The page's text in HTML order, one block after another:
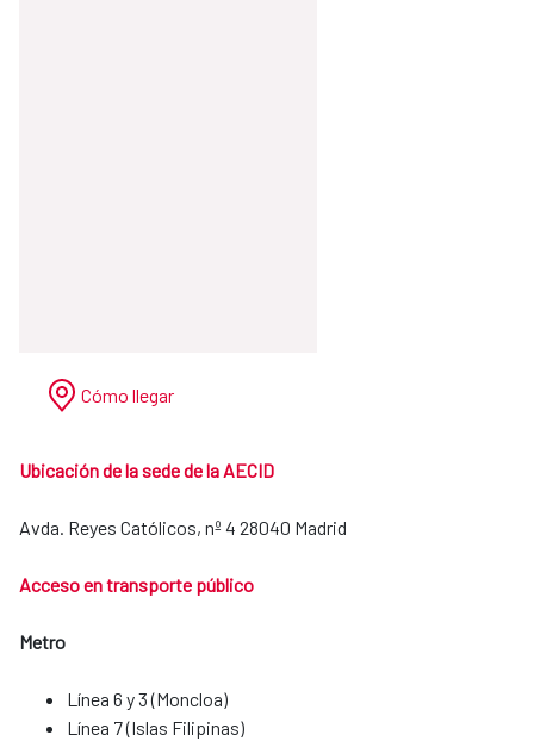
Cómo llegar
Ubicación de la sede de la AECID
Avda. Reyes Católicos, nº 4 28040 Madrid
Acceso en transporte público
Metro
Línea 6 y 3 (Moncloa)
Línea 7 (Islas Filipinas)